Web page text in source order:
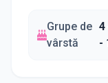
Grupe de
vârstă
4
-